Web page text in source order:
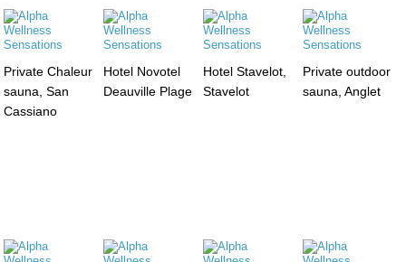
Private Chaleur
sauna, San
Cassiano
Hotel Novotel
Deauville Plage
Hotel Stavelot,
Stavelot
Private outdoor
sauna, Anglet